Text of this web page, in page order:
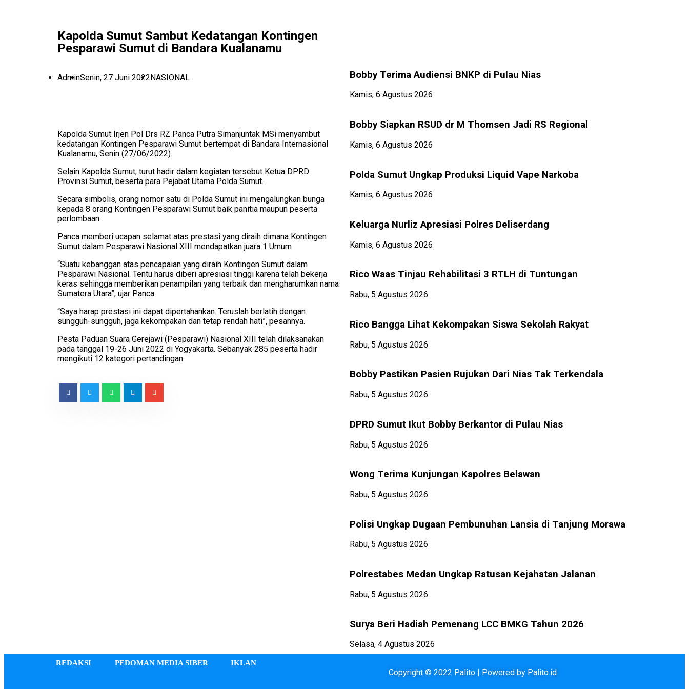
Kapolda Sumut Sambut Kedatangan Kontingen
Pesparawi Sumut di Bandara Kualanamu
AdminSenin, 27 Juni 2022NASIONAL
Kapolda Sumut Irjen Pol Drs RZ Panca Putra Simanjuntak MSi menyambut
kedatangan Kontingen Pesparawi Sumut bertempat di Bandara Internasional
Kualanamu, Senin (27/06/2022).
Selain Kapolda Sumut, turut hadir dalam kegiatan tersebut Ketua DPRD
Provinsi Sumut, beserta para Pejabat Utama Polda Sumut.
Secara simbolis, orang nomor satu di Polda Sumut ini mengalungkan bunga
kepada 8 orang Kontingen Pesparawi Sumut baik panitia maupun peserta
perlombaan.
Panca memberi ucapan selamat atas prestasi yang diraih dimana Kontingen
Sumut dalam Pesparawi Nasional XIII mendapatkan juara 1 Umum
“Suatu kebanggan atas pencapaian yang diraih Kontingen Sumut dalam
Pesparawi Nasional. Tentu harus diberi apresiasi tinggi karena telah bekerja
keras sehingga memberikan penampilan yang terbaik dan mengharumkan nama
Sumatera Utara”, ujar Panca.
“Saya harap prestasi ini dapat dipertahankan. Teruslah berlatih dengan
sungguh-sungguh, jaga kekompakan dan tetap rendah hati”, pesannya.
Pesta Paduan Suara Gerejawi (Pesparawi) Nasional XIII telah dilaksanakan
pada tanggal 19-26 Juni 2022 di Yogyakarta. Sebanyak 285 peserta hadir
mengikuti 12 kategori pertandingan.
Bobby Terima Audiensi BNKP di Pulau Nias
Kamis, 6 Agustus 2026
Bobby Siapkan RSUD dr M Thomsen Jadi RS Regional
Kamis, 6 Agustus 2026
Polda Sumut Ungkap Produksi Liquid Vape Narkoba
Kamis, 6 Agustus 2026
Keluarga Nurliz Apresiasi Polres Deliserdang
Kamis, 6 Agustus 2026
Rico Waas Tinjau Rehabilitasi 3 RTLH di Tuntungan
Rabu, 5 Agustus 2026
Rico Bangga Lihat Kekompakan Siswa Sekolah Rakyat
Rabu, 5 Agustus 2026
Bobby Pastikan Pasien Rujukan Dari Nias Tak Terkendala
Rabu, 5 Agustus 2026
DPRD Sumut Ikut Bobby Berkantor di Pulau Nias
Rabu, 5 Agustus 2026
Wong Terima Kunjungan Kapolres Belawan
Rabu, 5 Agustus 2026
Polisi Ungkap Dugaan Pembunuhan Lansia di Tanjung Morawa
Rabu, 5 Agustus 2026
Polrestabes Medan Ungkap Ratusan Kejahatan Jalanan
Rabu, 5 Agustus 2026
Surya Beri Hadiah Pemenang LCC BMKG Tahun 2026
Selasa, 4 Agustus 2026
REDAKSI PEDOMAN MEDIA SIBER IKLAN
Copyright © 2022 Palito | Powered by Palito.id